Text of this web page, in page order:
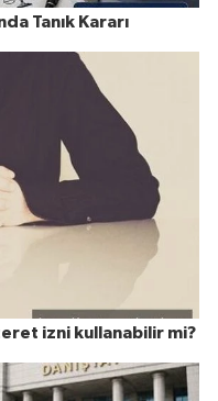
Tanık Kararı
izni kullanabilir mi?